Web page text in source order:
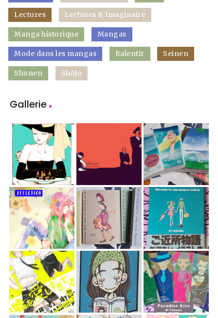
Lectures Lectures & Imaginaire
Manga historique Mangas
Mode dans les mangas Ralentir Seinen
Shonen Shōjo
Gallerie